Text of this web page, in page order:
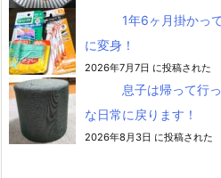
1年6ヶ月掛かっ
に変身！
2026年7月7日 に投稿された
息子は帰って行
な日常に戻ります！
2026年8月3日 に投稿された